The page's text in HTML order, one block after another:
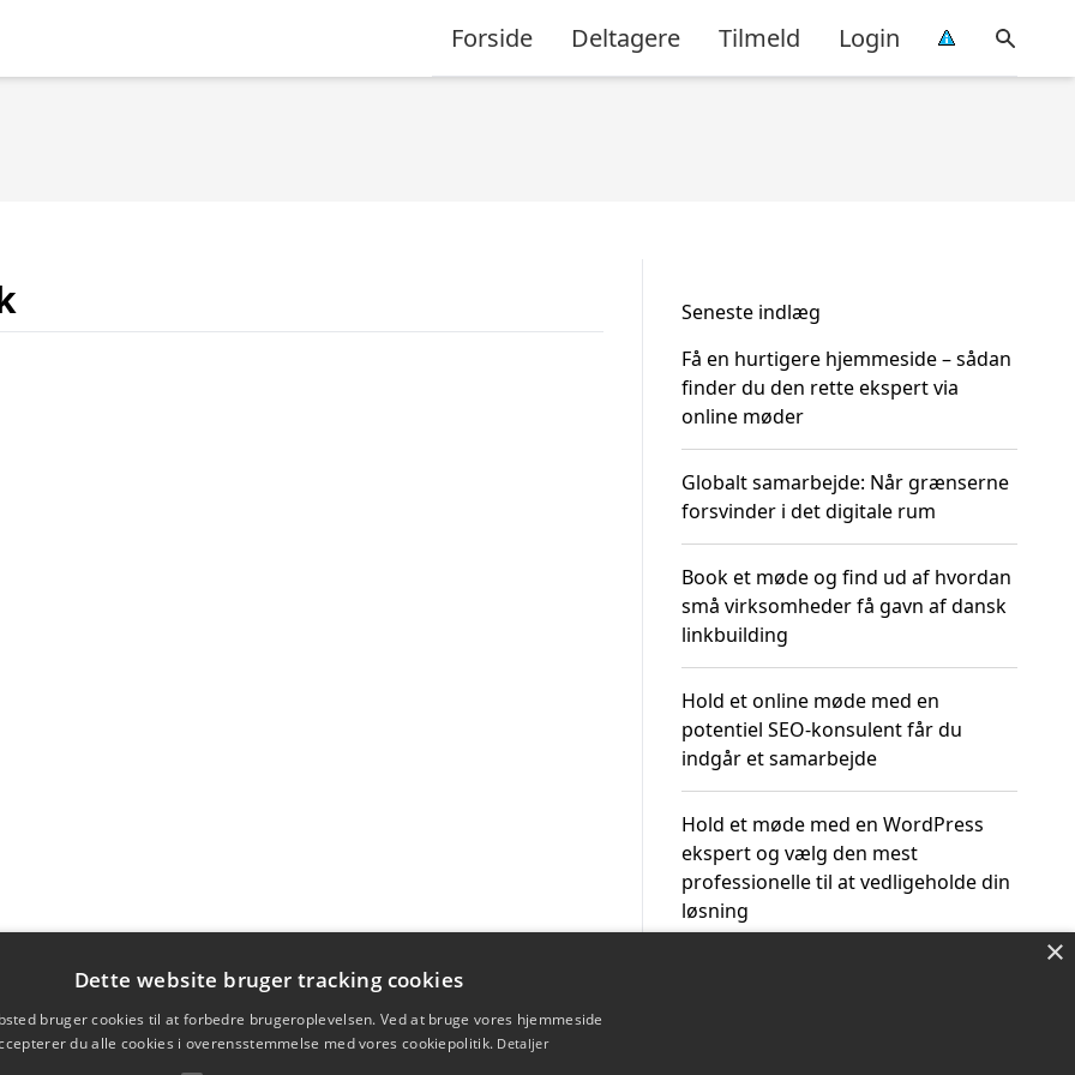
Forside Deltagere Tilmeld Login
Seneste indlæg
Få en hurtigere hjemmeside – sådan
finder du den rette ekspert via
online møder
Globalt samarbejde: Når grænserne
forsvinder i det digitale rum
Book et møde og find ud af hvordan
små virksomheder få gavn af dansk
linkbuilding
Hold et online møde med en
potentiel SEO-konsulent får du
indgår et samarbejde
Hold et møde med en WordPress
ekspert og vælg den mest
professionelle til at vedligeholde din
løsning
×
Dette website bruger tracking cookies
bruger cookies til at forbedre brugeroplevelsen. Ved at bruge vores hjemmeside
du alle cookies i overensstemmelse med vores cookiepolitik. Detaljer